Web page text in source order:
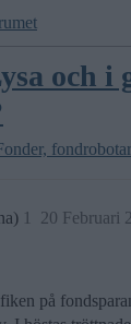
och i
20 Februari
1
på